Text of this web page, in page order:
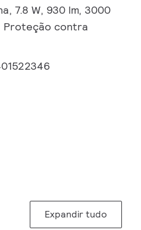
7.8 W, 930 lm, 3000
Proteção contra
Expandir tudo